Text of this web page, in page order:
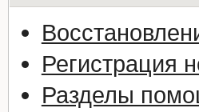
Регистрация
Разделы